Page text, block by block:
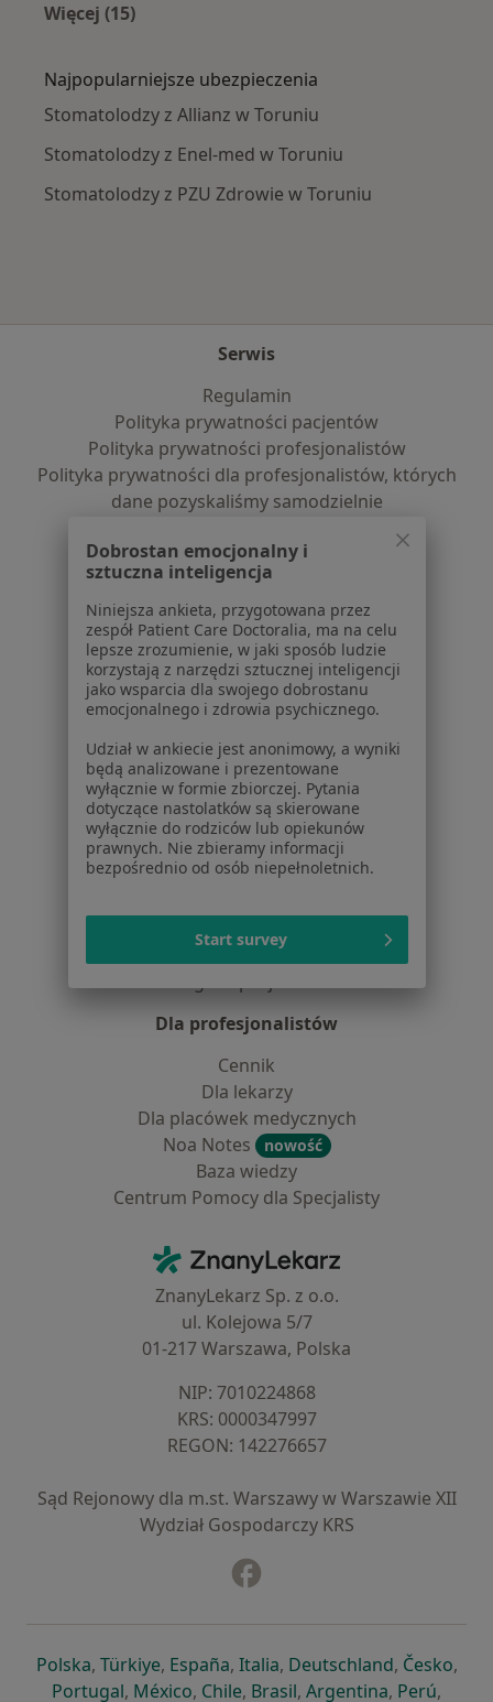
Więcej (15)
Najpopularniejsze ubezpieczenia
Stomatolodzy z Allianz w Toruniu
Stomatolodzy z Enel-med w Toruniu
Stomatolodzy z PZU Zdrowie w Toruniu
Serwis
Regulamin
Polityka prywatności pacjentów
Polityka prywatności profesjonalistów
Polityka prywatności dla profesjonalistów, których
dane pozyskaliśmy samodzielnie
Jak działają wyniki wyszukiwania
Dostępność
O nas
Praca Rekrutujemy!
Partnerzy
Centrum prasowe
Kontakt
Dla pacjentów
Lekarze
Placówki medyczne
Pytania i odpowiedzi
Usługi i zabiegi
Pomoc
Aplikacje mobilne
Dla profesjonalistów
Cennik
Dla lekarzy
Dla placówek medycznych
Noa Notes
nowość
Baza wiedzy
Centrum Pomocy dla Specjalisty
ZnanyLekarz - Strona główna
ZnanyLekarz Sp. z o.o.
ul. Kolejowa 5/7
01-217 Warszawa, Polska
NIP: ⁠7010224868
KRS: ⁠0000347997
REGON: ⁠142276657
Sąd Rejonowy dla m.st. Warszawy w Warszawie XII
Wydział Gospodarczy KRS
Polskaotwiera się w nowej karcie
, Türkiyeotwiera się w nowej karcie
, Españaotwiera się w nowej karcie
, Italiaotwiera się w nowej
, Deutschlandotwiera się
, Česko,
Portugalotwiera się w nowej karcie
, Méxicootwiera się w nowej karcie
, Chileotwiera się w nowej karcie
, Brasilotwiera się w nowej
, Argentinaotwiera się
, Perú,
Dobrostan emocjonalny i
sztuczna inteligencja
Niniejsza ankieta, przygotowana przez
zespół Patient Care Doctoralia, ma na celu
lepsze zrozumienie, w jaki sposób ludzie
korzystają z narzędzi sztucznej inteligencji
jako wsparcia dla swojego dobrostanu
emocjonalnego i zdrowia psychicznego.
Udział w ankiecie jest anonimowy, a wyniki
będą analizowane i prezentowane
wyłącznie w formie zbiorczej. Pytania
dotyczące nastolatków są skierowane
wyłącznie do rodziców lub opiekunów
prawnych. Nie zbieramy informacji
bezpośrednio od osób niepełnoletnich.
Start survey